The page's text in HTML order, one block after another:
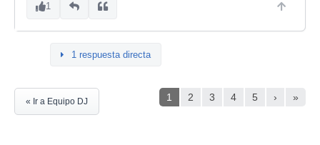
1
1 respuesta directa
1 2 3 4 5 › »
« Ir a Equipo DJ